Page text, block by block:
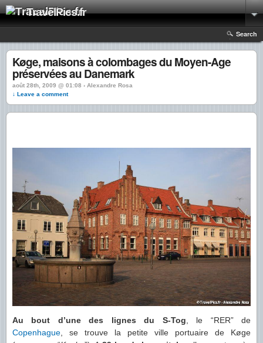
TravelPics.fr
Search
Køge, maisons à colombages du Moyen-Age
préservées au Danemark
août 28th, 2009 @ 01:08 › Alexandre Rosa
↓ Leave a comment
Au bout d’une des lignes du S-Tog , le “RER” de
Copenhague , se trouve la petite ville portuaire de Køge